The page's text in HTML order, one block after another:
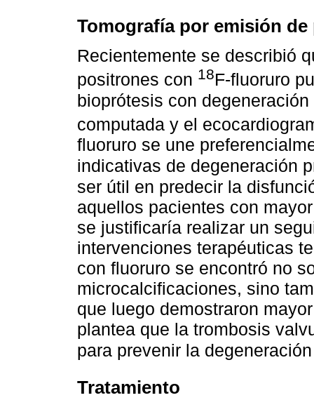
Tomografía por emisión
Recientemente se describió
positrones con 18F-fluoruro
bioprótesis con
computada y el
fluoruro se une
indicativas de degeneración
ser útil en predecir la
aquellos pacientes con
se justificaría realizar un
intervenciones terapéuticas
con fluoruro se encontró no
microcalcificaciones, sino
que luego demostraron
plantea que la trombosis
para prevenir la
Tratamiento